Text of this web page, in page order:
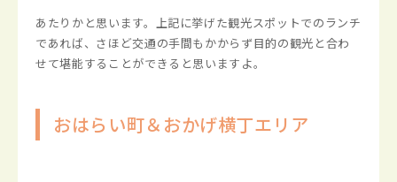
あたりかと思います。上記に挙げた観光スポットでのランチ
であれば、さほど交通の手間もかからず目的の観光と合わ
せて堪能することができると思いますよ。
おはらい町＆おかげ横丁エリア